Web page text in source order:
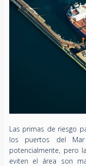
Las primas de riesgo
los puertos del
potencialmente, pero
eviten el área son